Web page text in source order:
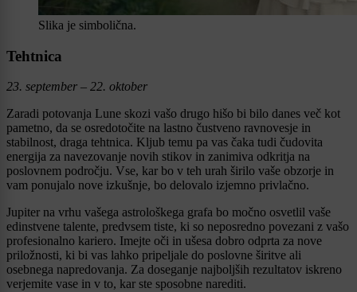
Slika je simbolična.
Tehtnica
23. september – 22. oktober
Zaradi potovanja Lune skozi vašo drugo hišo bi bilo danes več kot
pametno, da se osredotočite na lastno čustveno ravnovesje in
stabilnost, draga tehtnica. Kljub temu pa vas čaka tudi čudovita
energija za navezovanje novih stikov in zanimiva odkritja na
poslovnem področju. Vse, kar bo v teh urah širilo vaše obzorje in
vam ponujalo nove izkušnje, bo delovalo izjemno privlačno.
Jupiter na vrhu vašega astrološkega grafa bo močno osvetlil vaše
edinstvene talente, predvsem tiste, ki so neposredno povezani z vašo
profesionalno kariero. Imejte oči in ušesa dobro odprta za nove
priložnosti, ki bi vas lahko pripeljale do poslovne širitve ali
osebnega napredovanja. Za doseganje najboljših rezultatov iskreno
verjemite vase in v to, kar ste sposobne narediti.